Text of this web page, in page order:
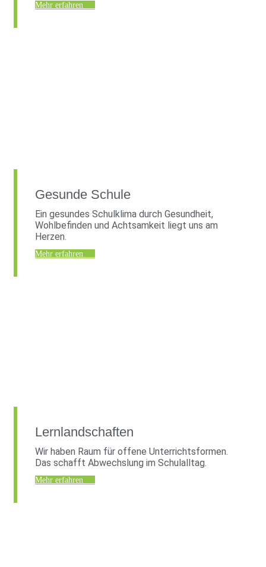
Mehr erfahren
Gesunde Schule
Ein gesundes Schulklima durch Gesundheit,
Wohlbefinden und Achtsamkeit liegt uns am
Herzen.
Mehr erfahren
Lernlandschaften
Wir haben Raum für offene Unterrichtsformen.
Das schafft Abwechslung im Schulalltag.
Mehr erfahren